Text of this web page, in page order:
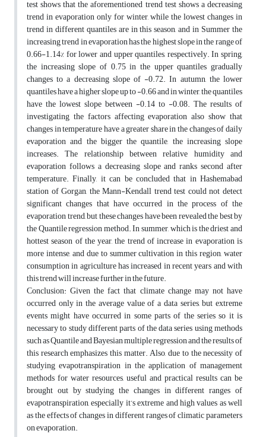
test shows that the aforementioned trend test shows a decreasing
trend in evaporation only for winter, while the lowest changes in
trend in different quantiles are in this season, and in Summer the
increasing trend in evaporation has the highest slope in the range of
0.66-1.14% for lower and upper quantiles, respectively. In spring,
the increasing slope of 0.75 in the upper quantiles gradually
changes to a decreasing slope of -0.72. In autumn, the lower
quantiles have a higher slope up to -0.66 and in winter, the quantiles
have the lowest slope between -0.14 to -0.08. The results of
investigating the factors affecting evaporation also show that
changes in temperature have a greater share in the changes of daily
evaporation and the bigger the quantile, the increasing slope
increases. The relationship between relative humidity and
evaporation follows a decreasing slope and ranks second after
temperature. Finally, it can be concluded that in Hashemabad
station of Gorgan, the Mann-Kendall trend test could not detect
significant changes that have occurred in the process of the
evaporation trend, but these changes have been revealed the best by
the Quantile regression method. In summer, which is the driest and
hottest season of the year, the trend of increase in evaporation is
more intense, and due to summer cultivation in this region, water
consumption in agriculture has increased in recent years and with
this trend will increase further in the future.
Conclusion: Given the fact that climate change may not have
occurred only in the average value of a data series, but extreme
events might have occurred in some parts of the series so it is
necessary to study different parts of the data series using methods
such as Quantile and Bayesian multiple regression and the results of
this research emphasizes this matter. Also, due to the necessity of
studying evapotranspiration in the application of management
methods for water resources, useful and practical results can be
brought out by studying the changes in different ranges of
evapotranspiration, especially it’s extreme and high values as well
as the effects of changes in different ranges of climatic parameters
on evaporation.